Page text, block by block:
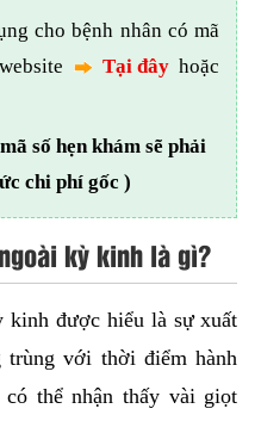
cho bệnh nhân có mã
Tại đâyhoặc
số hẹn khám sẽ phải
chi phí gốc )
kỳ kinh là gì?
kinh được hiểu là sự xuất
trùng với thời điểm hành
thể nhận thấy vài giọt